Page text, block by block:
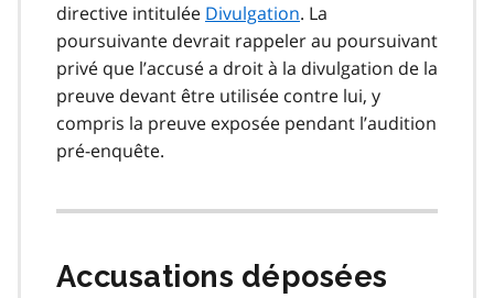
directive intitulée Divulgation. La
poursuivante devrait rappeler au poursuivant
privé que l’accusé a droit à la divulgation de la
preuve devant être utilisée contre lui, y
compris la preuve exposée pendant l’audition
pré-enquête.
Accusations déposées